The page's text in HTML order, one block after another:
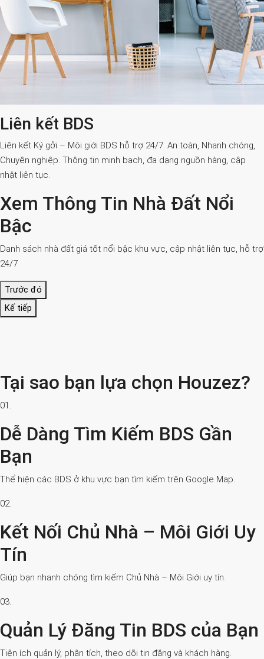
Liên kết BDS
Liên kết Ký gởi – Môi giới BDS hỗ trợ 24/7. An toàn, Nhanh chóng,
Chuyên nghiệp. Thông tin minh bạch, đa dạng nguồn hàng, cập
nhật liên tục.
Xem Thông Tin Nhà Đất Nổi
Bậc
Danh sách nhà đất giá tốt nổi bậc khu vực, cập nhật liên tục, hỗ trợ
24/7
Trước đó
Kế tiếp
Tại sao bạn lựa chọn Houzez?
01.
Dễ Dàng Tìm Kiếm BDS Gần
Bạn
Thể hiện các BDS ở khu vực bạn tìm kiếm trên Google Map.
02.
Kết Nối Chủ Nhà – Môi Giới Uy
Tín
Giúp bạn nhanh chóng tìm kiếm Chủ Nhà – Môi Giới uy tín.
03.
Quản Lý Đăng Tin BDS của Bạn
Tiện ích quản lý, phân tích, theo dõi tin đăng và khách hàng.